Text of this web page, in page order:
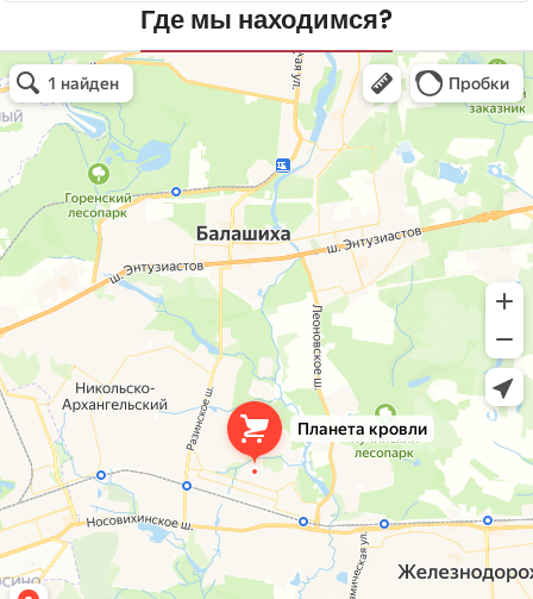
Где мы находимся?
Планета кровли
Кровля и кровельные материалы в Балашихе
Окна в Балашихе